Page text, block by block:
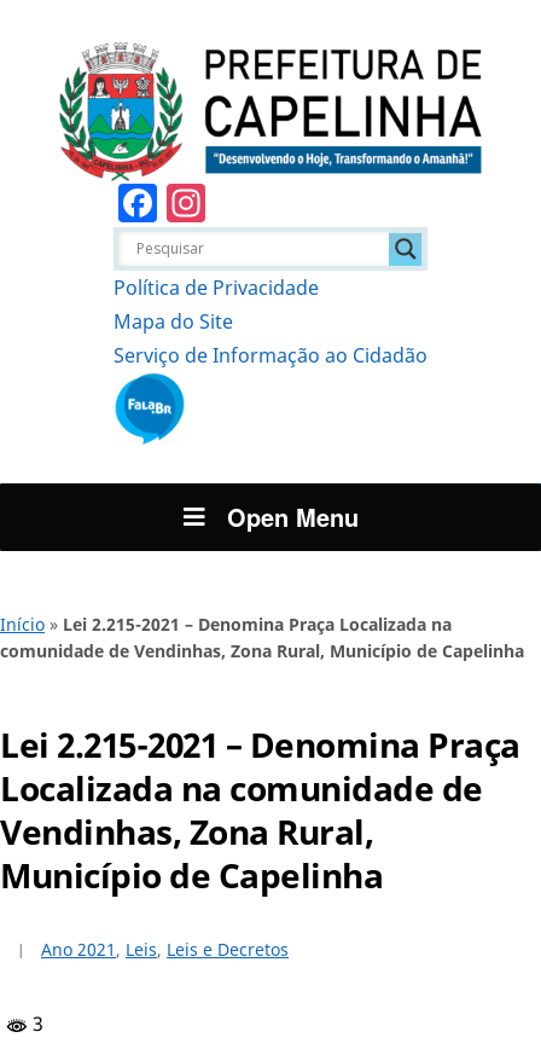
Facebook
Política de Privacidade
Mapa do Site
Serviço de Informação ao Cidadão
Open Menu
Início » Lei 2.215-2021 – Denomina Praça Localizada na
comunidade de Vendinhas, Zona Rural, Município de Capelinha
Lei 2.215-2021 – Denomina Praça
Localizada na comunidade de
Vendinhas, Zona Rural,
Município de Capelinha
Ano 2021 , Leis, Leis e Decretos
3